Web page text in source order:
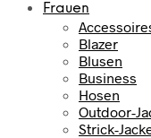
Frauen
Blazer
Blusen
Business
Hosen
Outdoor-
Strick-